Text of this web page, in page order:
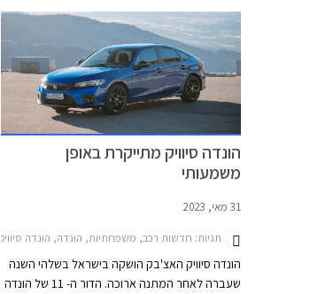
הונדה סיוויק מתייקרת באופן
משמעותי
31 מאי, 2023
תגיות: חדשות רכב, משפחתיות, הונדה, הונדה סיוויק 5 דלתות 2022-2025מחירון רכב
הונדה סיוויק האצ'בק הושקה בישראל בשלהי השנה
שעברה לאחר המתנה ארוכה. הדור ה- 11 של הונדה